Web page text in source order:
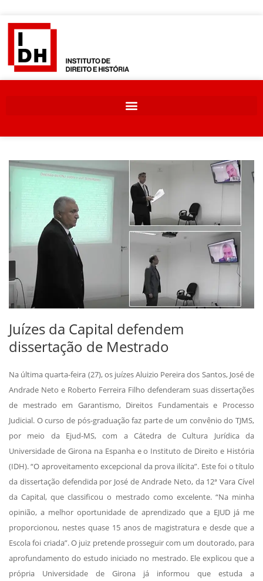
Juízes da Capital defendem
dissertação de Mestrado
Na última quarta-feira (27), os juízes Aluizio Pereira dos Santos, José de
Andrade Neto e Roberto Ferreira Filho defenderam suas dissertações
de mestrado em Garantismo, Direitos Fundamentais e Processo
Judicial. O curso de pós-graduação faz parte de um convênio do TJMS,
por meio da Ejud-MS, com a Cátedra de Cultura Jurídica da
Universidade de Girona na Espanha e o Instituto de Direito e História
(IDH). “O aproveitamento excepcional da prova ilícita”. Este foi o título
da dissertação defendida por José de Andrade Neto, da 12ª Vara Cível
da Capital, que classificou o mestrado como excelente. “Na minha
opinião, a melhor oportunidade de aprendizado que a EJUD já me
proporcionou, nestes quase 15 anos de magistratura e desde que a
Escola foi criada”. O juiz pretende prosseguir com um doutorado, para
aprofundamento do estudo iniciado no mestrado. Ele explicou que a
própria Universidade de Girona já informou que estuda a